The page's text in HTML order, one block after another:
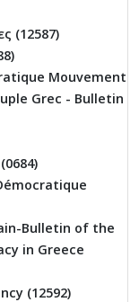
(12587)
Mouvement
Grec - Bulletin
Bulletin of the
in Greece
(12592)